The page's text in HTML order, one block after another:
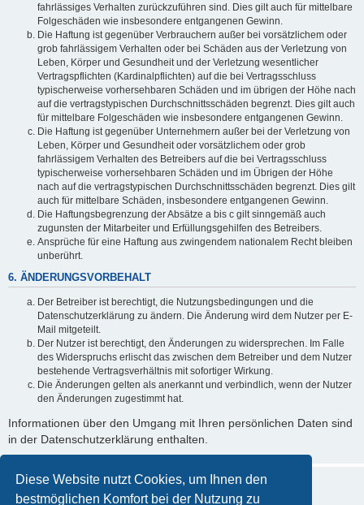
Diese Website nutzt Cookies, um Ihnen den
bestmöglichen Komfort bei der Nutzung zu
fahrlässiges Verhalten zurückzuführen sind. Dies gilt auch für mittelbare
Folgeschäden wie insbesondere entgangenen Gewinn.
Die Haftung ist gegenüber Verbrauchern außer bei vorsätzlichem oder
grob fahrlässigem Verhalten oder bei Schäden aus der Verletzung von
Leben, Körper und Gesundheit und der Verletzung wesentlicher
Vertragspflichten (Kardinalpflichten) auf die bei Vertragsschluss
typischerweise vorhersehbaren Schäden und im übrigen der Höhe nach
auf die vertragstypischen Durchschnittsschäden begrenzt. Dies gilt auch
für mittelbare Folgeschäden wie insbesondere entgangenen Gewinn.
Die Haftung ist gegenüber Unternehmern außer bei der Verletzung von
Leben, Körper und Gesundheit oder vorsätzlichem oder grob
fahrlässigem Verhalten des Betreibers auf die bei Vertragsschluss
typischerweise vorhersehbaren Schäden und im Übrigen der Höhe
nach auf die vertragstypischen Durchschnittsschäden begrenzt. Dies gilt
auch für mittelbare Schäden, insbesondere entgangenen Gewinn.
Die Haftungsbegrenzung der Absätze a bis c gilt sinngemäß auch
zugunsten der Mitarbeiter und Erfüllungsgehilfen des Betreibers.
Ansprüche für eine Haftung aus zwingendem nationalem Recht bleiben
unberührt.
6. ÄNDERUNGSVORBEHALT
Der Betreiber ist berechtigt, die Nutzungsbedingungen und die
Datenschutzerklärung zu ändern. Die Änderung wird dem Nutzer per E-
Mail mitgeteilt.
Der Nutzer ist berechtigt, den Änderungen zu widersprechen. Im Falle
des Widerspruchs erlischt das zwischen dem Betreiber und dem Nutzer
bestehende Vertragsverhältnis mit sofortiger Wirkung.
Die Änderungen gelten als anerkannt und verbindlich, wenn der Nutzer
den Änderungen zugestimmt hat.
Informationen über den Umgang mit Ihren persönlichen Daten sind
in der Datenschutzerklärung enthalten.